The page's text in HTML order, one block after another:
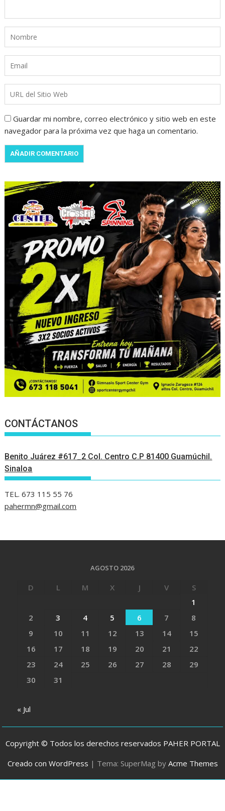
Guardar mi nombre, correo electrónico y sitio web en este
navegador para la próxima vez que haga un comentario.
CONTÁCTANOS
Benito Juárez #617_2 Col. Centro C.P 81400 Guamúchil.
Sinaloa
TEL. 673 115 55 76
pahermn@gmail.com
AGOSTO 2026
D L M X J V
S
1
2
3 4 5 6 7
8
9
10 11 12 13 14
15
16
17 18 19 20 21
22
23
24 25 26 27 28
29
30
31
« Jul
Copyright © Todos los derechos reservados PAHER PORTAL
Creado con WordPress | Tema: SuperMag by Acme Themes